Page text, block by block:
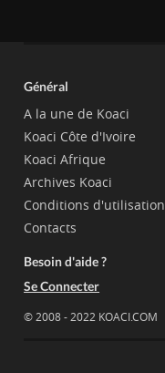
Général
A la une de Koaci
Koaci Côte d'Ivoire
Koaci Afrique
Archives Koaci
Conditions d'utilisation
Contacts
Besoin d'aide ?
Se Connecter
© 2008 - 2022 KOACI.COM